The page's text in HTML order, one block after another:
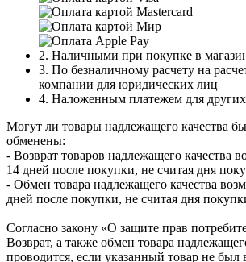
2. Наличными при покупке в
3. По безналичному расчету на
компании для юридических лиц
4. Наложенным платежем для
Могут ли товары надлежащего качества
обменены:
- Возврат товаров надлежащего качества
14 дней после покупки, не считая дня
- Обмен товара надлежащего качества
дней после покупки, не считая дня
Согласно закону «О защите прав
Возврат, а также обмен товара
проводится, если указанный товар не был